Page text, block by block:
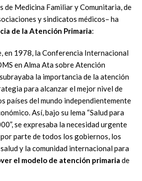
de Medicina Familiar y Comunitaria, de
y sindicatos médicos– ha
de la Atención Primaria:
en 1978, la Conferencia Internacional
en AlmaAta sobre Atención
la importancia de la atención
para alcanzar el mejor nivel de
países del mundo independientemente
Así, bajo su lema “Salud para
se expresaba la necesidad urgente
parte de todos los gobiernos, los
y la comunidad internacional para
el modelo de atención primaria de